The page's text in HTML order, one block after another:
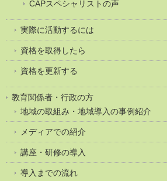
CAPスペシャリストの声
実際に活動するには
資格を取得したら
資格を更新する
教育関係者・行政の方
地域の取組み・地域導入の事例紹介
メディアでの紹介
講座・研修の導入
導入までの流れ